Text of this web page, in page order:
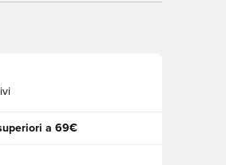
a 69€